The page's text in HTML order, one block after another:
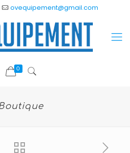
ovequipement@gmail.com
0